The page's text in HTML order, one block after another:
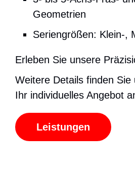
Geometrien
Seriengrößen: Klein-,
Erleben Sie unsere
Weitere Details finden Sie
Ihr individuelles Angebot
Leistungen